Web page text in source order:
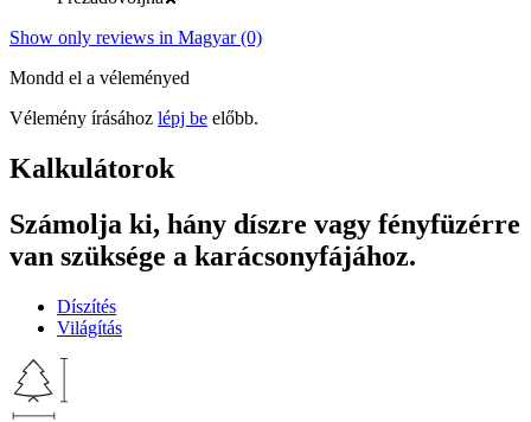
Show only reviews in Magyar (0)
Mondd el a véleményed
Vélemény írásához lépj be előbb.
Kalkulátorok
Számolja ki, hány díszre vagy fényfüzérre
van szüksége a karácsonyfájához.
Díszítés
Világítás